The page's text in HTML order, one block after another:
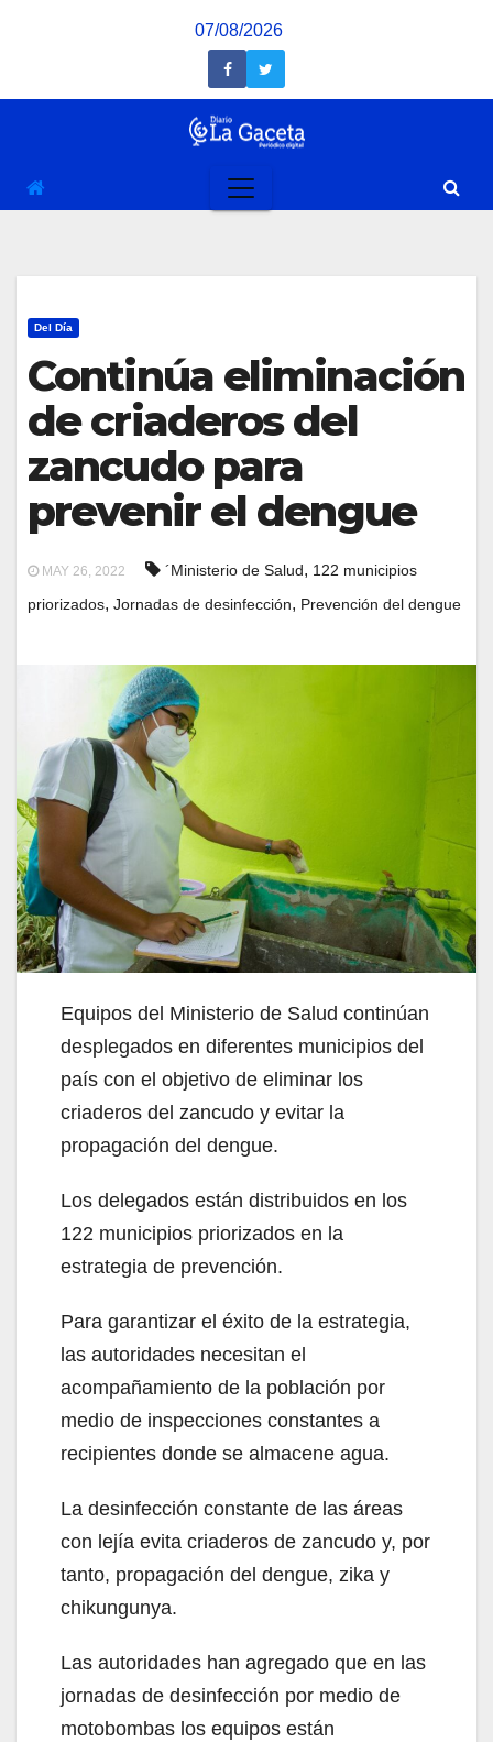
07/08/2026
Del Día
Continúa eliminación
de criaderos del
zancudo para
prevenir el dengue
MAY 26, 2022 ´Ministerio de Salud, 122 municipios
priorizados, Jornadas de desinfección, Prevención del dengue
Equipos del Ministerio de Salud continúan
desplegados en diferentes municipios del
país con el objetivo de eliminar los
criaderos del zancudo y evitar la
propagación del dengue.
Los delegados están distribuidos en los
122 municipios priorizados en la
estrategia de prevención.
Para garantizar el éxito de la estrategia,
las autoridades necesitan el
acompañamiento de la población por
medio de inspecciones constantes a
recipientes donde se almacene agua.
La desinfección constante de las áreas
con lejía evita criaderos de zancudo y, por
tanto, propagación del dengue, zika y
chikungunya.
Las autoridades han agregado que en las
jornadas de desinfección por medio de
motobombas los equipos están